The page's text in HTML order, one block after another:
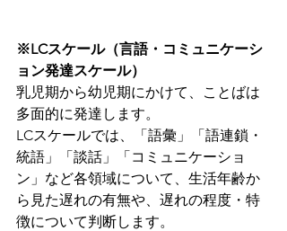
※LCスケール（言語・コミュニケーシ
ョン発達スケール）
乳児期から幼児期にかけて、ことばは
多面的に発達します。
LCスケールでは、「語彙」「語連鎖・
統語」「談話」「コミュニケーショ
ン」など各領域について、生活年齢か
ら見た遅れの有無や、遅れの程度・特
徴について判断します。